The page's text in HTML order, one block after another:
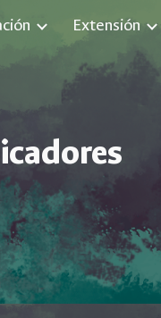
Skip to navigation
Extensión